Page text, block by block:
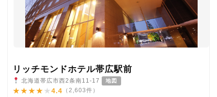
リッチモンドホテル帯広駅前
北海道帯広市西2条南11-17 地図
★★★★ ★4.4 （2,603件）